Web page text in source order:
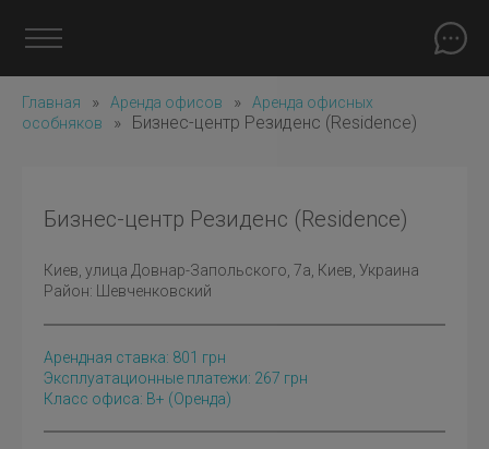
Главная » Аренда офисов »
Аренда офисных
особняков
» Бизнес-центр Резиденс (Residence)
Бизнес-центр Резиденс (Residence)
Киев , улица Довнар-Запольского, 7а, Киев, Украина
Район:
Шевченковский
Арендная ставка: 801 грн
Эксплуатационные платежи: 267 грн
Класс офиса: B+ (оренда)